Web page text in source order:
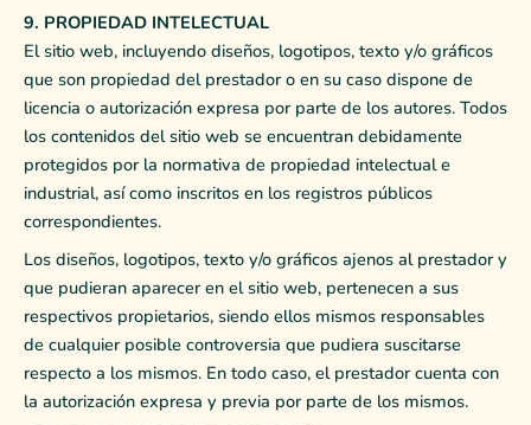
9. PROPIEDAD INTELECTUAL
El sitio web, incluyendo diseños, logotipos, texto y/o gráficos
que son propiedad del prestador o en su caso dispone de
licencia o autorización expresa por parte de los autores. Todos
los contenidos del sitio web se encuentran debidamente
protegidos por la normativa de propiedad intelectual e
industrial, así como inscritos en los registros públicos
correspondientes.
Los diseños, logotipos, texto y/o gráficos ajenos al prestador y
que pudieran aparecer en el sitio web, pertenecen a sus
respectivos propietarios, siendo ellos mismos responsables
de cualquier posible controversia que pudiera suscitarse
respecto a los mismos. En todo caso, el prestador cuenta con
la autorización expresa y previa por parte de los mismos.